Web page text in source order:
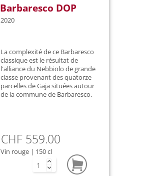
Barbaresco DOP
2020
La complexité de ce Barbaresco
classique est le résultat de
l'alliance du Nebbiolo de grande
classe provenant des quatorze
parcelles de Gaja situées autour
de la commune de Barbaresco.
CHF 559.00
Vin rouge | 150 cl